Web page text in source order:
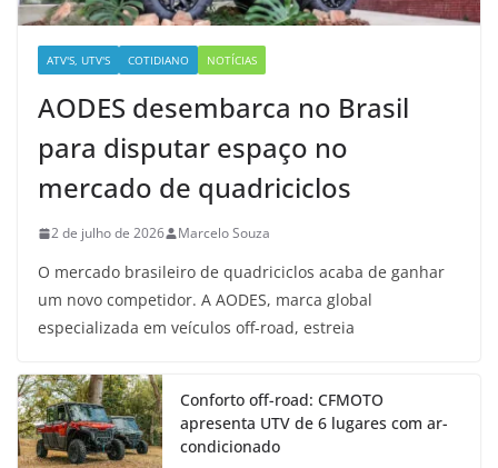
ATV'S, UTV'S COTIDIANO NOTÍCIAS
AODES desembarca no Brasil
para disputar espaço no
mercado de quadriciclos
2 de julho de 2026 Marcelo Souza
O mercado brasileiro de quadriciclos acaba de ganhar
um novo competidor. A AODES, marca global
especializada em veículos off-road, estreia
Conforto off-road: CFMOTO
apresenta UTV de 6 lugares com ar-
condicionado